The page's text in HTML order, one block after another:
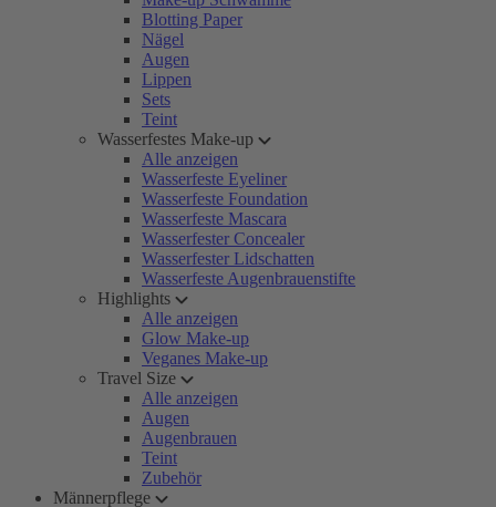
Blotting Paper
Nägel
Augen
Lippen
Sets
Teint
Wasserfestes Make-up
Alle anzeigen
Wasserfeste Eyeliner
Wasserfeste Foundation
Wasserfeste Mascara
Wasserfester Concealer
Wasserfester Lidschatten
Wasserfeste Augenbrauenstifte
Highlights
Alle anzeigen
Glow Make-up
Veganes Make-up
Travel Size
Alle anzeigen
Augen
Augenbrauen
Teint
Zubehör
Männerpflege